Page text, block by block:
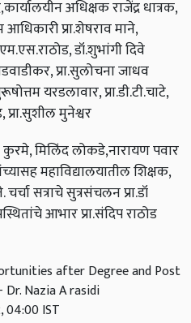
अधिक्षक राजेंद्र धात्रक,
आधिकारी प्रा.शेषराव माने,
डॉ.शुभांगी दिवे
प्रा.सुलोचना जाधव
यरडलावार, प्रा.डी.टी.चाटे,
प्रा.सुशील मुनेश्वर
कुरमे, मिलिंद लोकडे,नारायण पवार
महाविद्यालयातील शिक्षक,
सत्राचे सुत्रसंचलन प्रा.डॉ
आभार प्रा.संदिप राठोड
after Degree and Post
Nazia A rasidi
04:00 IST